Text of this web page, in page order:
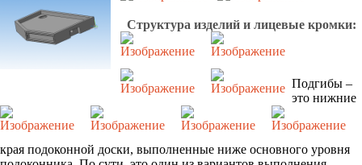
Структура изделий и лицевые кромки:
Подгибы –
это нижние
края подоконной доски, выполненные ниже основного уровня